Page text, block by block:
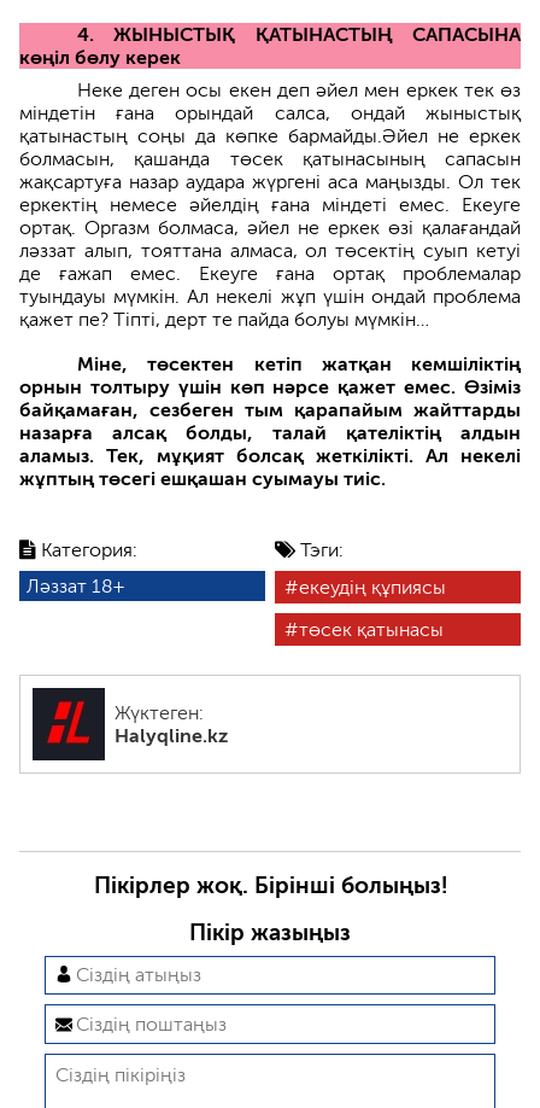
Категория:
Ләззат 18+
Тэги:
екеудің құпиясы
төсек қатынасы
Жүктеген:
Halyqline.kz
4. ЖЫНЫСТЫҚ ҚАТЫНАСТЫҢ САПАСЫНА
көңіл бөлу керек
Неке деген осы екен деп әйел мен еркек тек өз
міндетін ғана орындай салса, ондай жыныстық
қатынастың соңы да көпке бармайды.Әйел не еркек
болмасын, қашанда төсек қатынасының сапасын
жақсартуға назар аудара жүргені аса маңызды. Ол тек
еркектің немесе әйелдің ғана міндеті емес. Екеуге
ортақ. Оргазм болмаса, әйел не еркек өзі қалағандай
ләззат алып, тояттана алмаса, ол төсектің суып кетуі
де ғажап емес. Екеуге ғана ортақ проблемалар
туындауы мүмкін. Ал некелі жұп үшін ондай проблема
қажет пе? Тіпті, дерт те пайда болуы мүмкін…
Міне, төсектен кетіп жатқан кемшіліктің
орнын толтыру үшін көп нәрсе қажет емес. Өзіміз
байқамаған, сезбеген тым қарапайым жайттарды
назарға алсақ болды, талай қателіктің алдын
аламыз. Тек, мұқият болсақ жеткілікті. Ал некелі
жұптың төсегі ешқашан суымауы тиіс.
Пікірлер жоқ. Бірінші болыңыз!
Пікір жазыңыз